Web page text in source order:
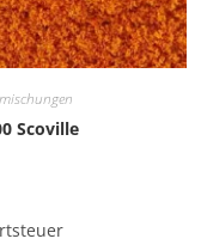
Scoville